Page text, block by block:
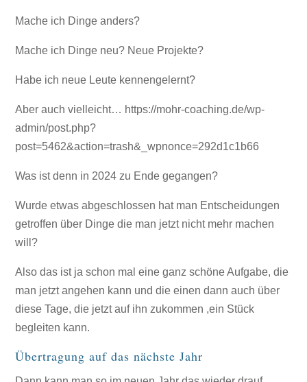
Mache ich Dinge anders?
Mache ich Dinge neu? Neue Projekte?
Habe ich neue Leute kennengelernt?
Aber auch vielleicht… https://mohr-coaching.de/wp-
admin/post.php?
post=5462&action=trash&_wpnonce=292d1c1b66
Was ist denn in 2024 zu Ende gegangen?
Wurde etwas abgeschlossen hat man Entscheidungen
getroffen über Dinge die man jetzt nicht mehr machen
will?
Also das ist ja schon mal eine ganz schöne Aufgabe, die
man jetzt angehen kann und die einen dann auch über
diese Tage, die jetzt auf ihn zukommen ,ein Stück
begleiten kann.
Übertragung auf das nächste Jahr